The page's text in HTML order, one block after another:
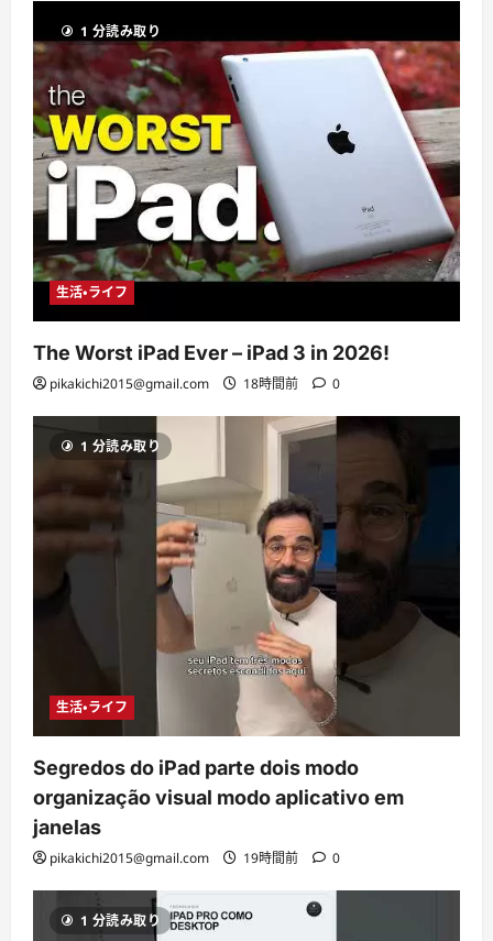
1 分読み取り
生活・ライフ
The Worst iPad Ever – iPad 3 in 2026!
pikakichi2015@gmail.com 18時間前 0
1 分読み取り
生活・ライフ
Segredos do iPad parte dois modo
organização visual modo aplicativo em
janelas
pikakichi2015@gmail.com 19時間前 0
1 分読み取り